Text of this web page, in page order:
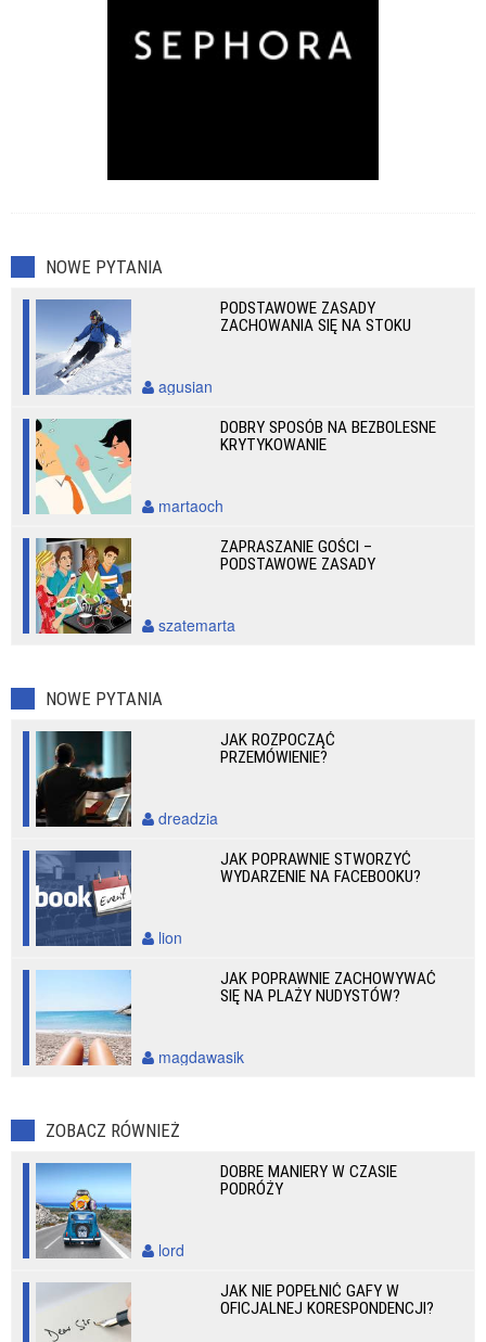
NOWE PYTANIA
PODSTAWOWE ZASADY
ZACHOWANIA SIĘ NA STOKU
agusian
DOBRY SPOSÓB NA BEZBOLESNE
KRYTYKOWANIE
martaoch
ZAPRASZANIE GOŚCI –
PODSTAWOWE ZASADY
szatemarta
NOWE PYTANIA
JAK ROZPOCZĄĆ
PRZEMÓWIENIE?
dreadzia
JAK POPRAWNIE STWORZYĆ
WYDARZENIE NA FACEBOOKU?
lion
JAK POPRAWNIE ZACHOWYWAĆ
SIĘ NA PLAŻY NUDYSTÓW?
magdawasik
ZOBACZ RÓWNIEŻ
DOBRE MANIERY W CZASIE
PODRÓŻY
lord
JAK NIE POPEŁNIĆ GAFY W
OFICJALNEJ KORESPONDENCJI?